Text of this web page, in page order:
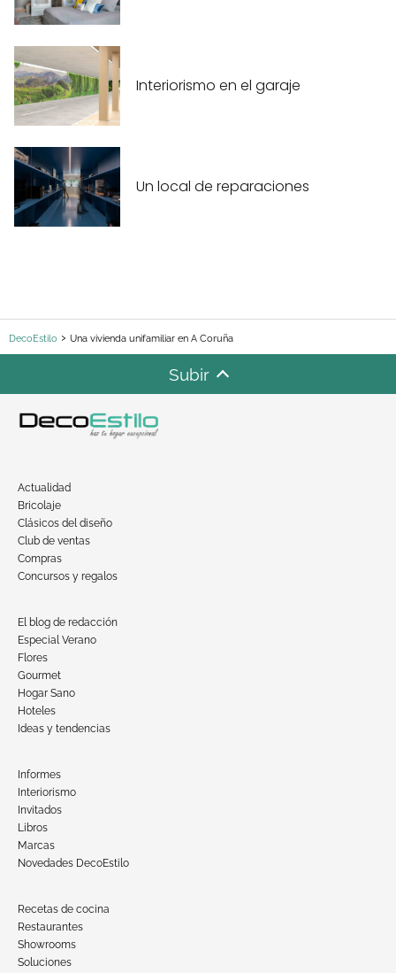
Interiorismo en el garaje
Un local de reparaciones
DecoEstilo Una vivienda unifamiliar en A Coruña
Subir
Actualidad
Bricolaje
Clásicos del diseño
Club de ventas
Compras
Concursos y regalos
El blog de redacción
Especial Verano
Flores
Gourmet
Hogar Sano
Hoteles
Ideas y tendencias
Informes
Interiorismo
Invitados
Libros
Marcas
Novedades DecoEstilo
Recetas de cocina
Restaurantes
Showrooms
Soluciones